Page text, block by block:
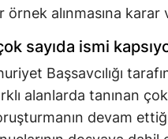
örnek alınmasına karar
sayıda ismi
Başsavcılığı
alanlarda tanınan
devam